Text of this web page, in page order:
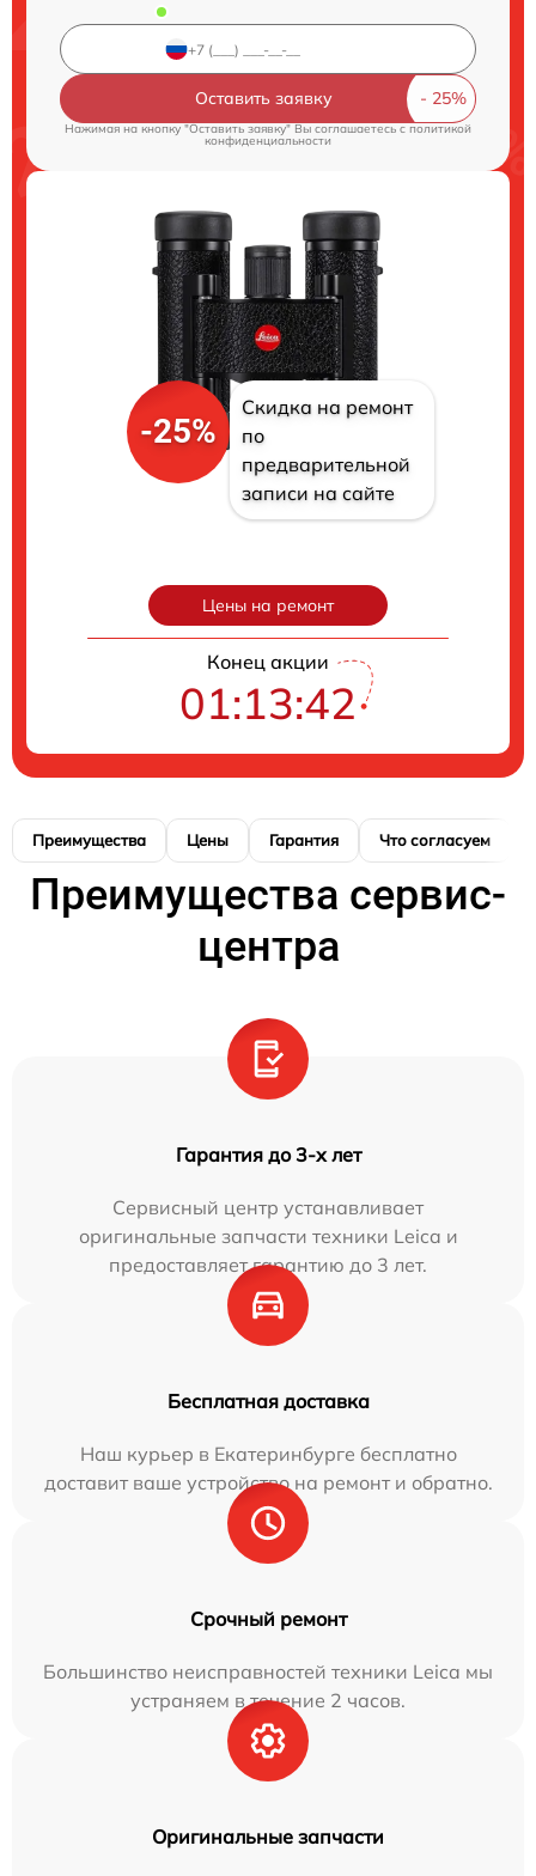
Оставить заявку
Нажимая на кнопку "Оставить заявку" Вы соглашаетесь cполитикой
конфиденциальности
-25%
Скидка на ремонт
по
предварительной
записи на сайте
Цены на ремонт
Конец акции
01:13:41
Преимущества Цены Гарантия Что согласуем
Преимущества сервис-
центра
Гарантия до 3-х лет
Сервисный центр устанавливает
оригинальные запчасти техники Leica и
предоставляет гарантию до 3 лет.
Бесплатная доставка
Наш курьер в Екатеринбурге бесплатно
доставит ваше устройство на ремонт и обратно.
Срочный ремонт
Большинство неисправностей техники Leica мы
устраняем в течение 2 часов.
Оригинальные запчасти